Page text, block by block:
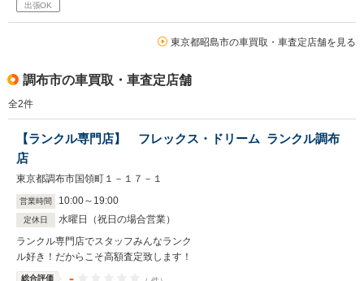
出張OK
東京都昭島市の車買取・車査定店舗を見る
調布市の車買取・車査定店舗
全2件
【ランクル専門店】 フレックス・ドリーム ランクル調布
店
東京都調布市国領町１－１７－１
営業時間 10:00～ 19:00
定休日
水曜日（祝日の場合営業）
ランクル専門店でスタッフみんなランク
ル好き！だからこそ高額査定致します！
総合評価